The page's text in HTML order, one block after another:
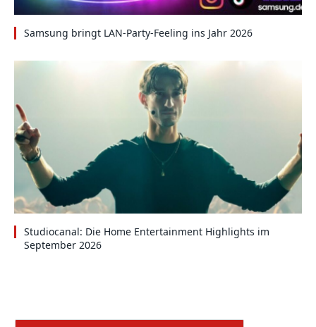
Samsung bringt LAN-Party-Feeling ins Jahr 2026
Studiocanal: Die Home Entertainment Highlights im
September 2026